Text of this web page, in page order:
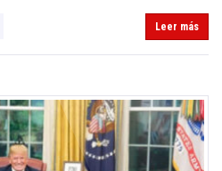
Leer más